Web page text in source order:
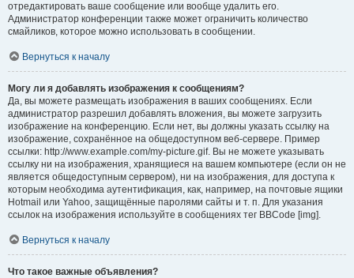
отредактировать ваше сообщение или вообще удалить его.
Администратор конференции также может ограничить количество
смайликов, которое можно использовать в сообщении.
Вернуться к началу
Могу ли я добавлять изображения к сообщениям?
Да, вы можете размещать изображения в ваших сообщениях. Если
администратор разрешил добавлять вложения, вы можете загрузить
изображение на конференцию. Если нет, вы должны указать ссылку на
изображение, сохранённое на общедоступном веб-сервере. Пример
ссылки: http://www.example.com/my-picture.gif. Вы не можете указывать
ссылку ни на изображения, хранящиеся на вашем компьютере (если он не
является общедоступным сервером), ни на изображения, для доступа к
которым необходима аутентификация, как, например, на почтовые ящики
Hotmail или Yahoo, защищённые паролями сайты и т. п. Для указания
ссылок на изображения используйте в сообщениях тег BBCode [img].
Вернуться к началу
Что такое важные объявления?